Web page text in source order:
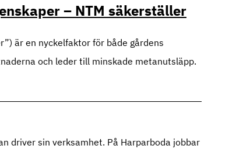
– NTM säkerställer
är en nyckelfaktor för både gårdens
och leder till minskade metanutsläpp.
driver sin verksamhet. På Harparboda jobbar